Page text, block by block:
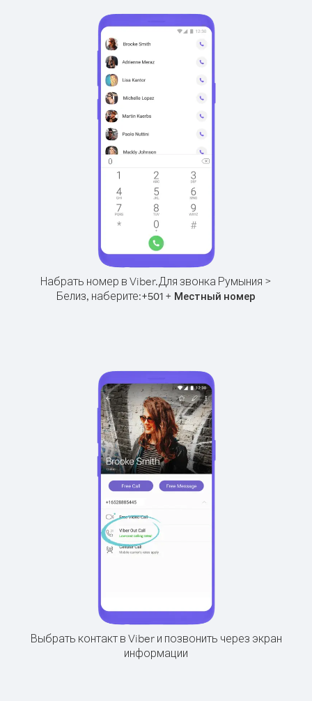
Набрать номер в Viber.Для звонка Румыния >
Белиз, наберите:+501 + Местный номер
Выбрать контакт в Viber и позвонить через экран
информации